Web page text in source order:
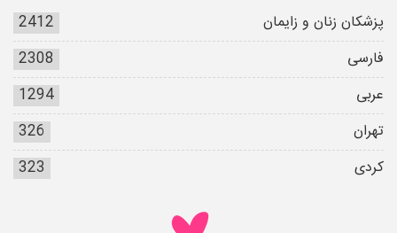
پزشکان زنان و زایمان
2412
فارسی
2308
عربی
1294
تهران
326
کردی
323